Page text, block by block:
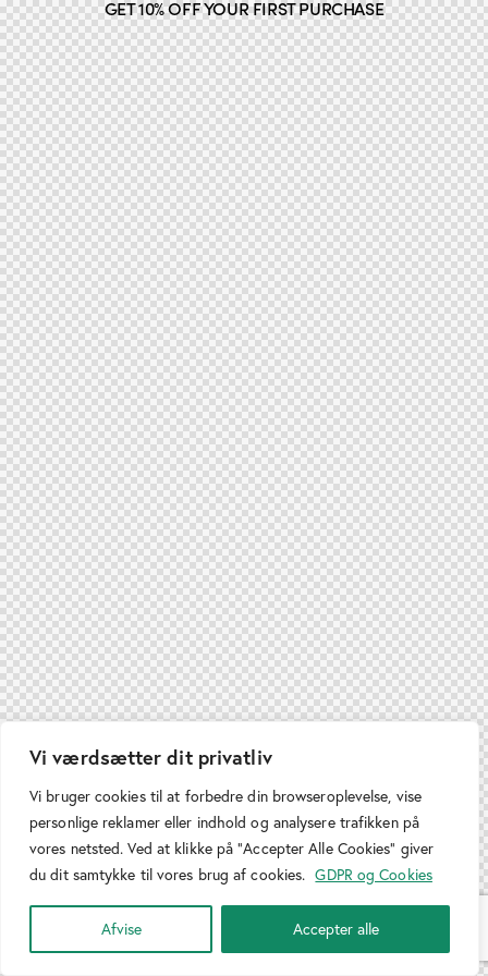
Vi værdsætter dit privatliv
Vi bruger cookies til at forbedre din browseroplevelse, vise
personlige reklamer eller indhold og analysere trafikken på
vores netsted. Ved at klikke på "Accepter Alle Cookies" giver
du dit samtykke til vores brug af cookies. GDPR og Cookies
Afvise Accepter alle
GET 10% OFF YOUR FIRST PURCHASE